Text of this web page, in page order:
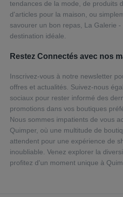
tendances de la mode, de produits
d'articles pour la maison, ou
savourer un bon repas, La Galerie
destination idéale.
Restez Connectés avec nos
Inscrivez-vous à notre newsletter
offres et actualités. Suivez-nous
sociaux pour rester informé des
promotions dans vos boutiques
Nous sommes impatients de vous
Quimper, où une multitude de
attendent pour une expérience de
inoubliable. Venez explorer la
profitez d'un moment unique à